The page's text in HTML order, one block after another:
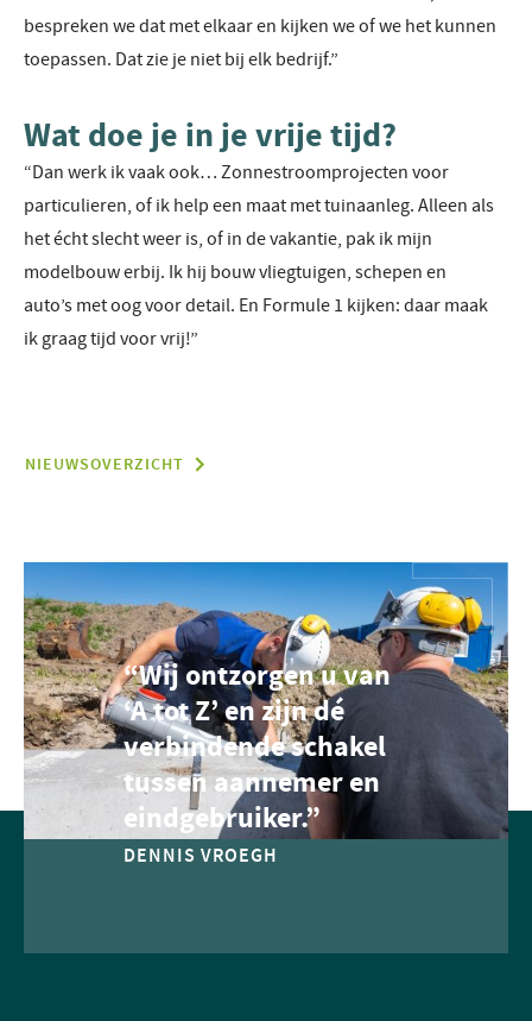
bespreken we dat met elkaar en kijken we of we het kunnen
toepassen. Dat zie je niet bij elk bedrijf.”
Wat doe je in je vrije tijd?
“Dan werk ik vaak ook… Zonnestroomprojecten voor
particulieren, of ik help een maat met tuinaanleg. Alleen als
het écht slecht weer is, of in de vakantie, pak ik mijn
modelbouw erbij. Ik hij bouw vliegtuigen, schepen en
auto’s met oog voor detail. En Formule 1 kijken: daar maak
ik graag tijd voor vrij!”
NIEUWSOVERZICHT
“Wij ontzorgen u van
‘A tot Z’ en zijn dé
verbindende schakel
tussen aannemer en
eindgebruiker.”
DENNIS VROEGH